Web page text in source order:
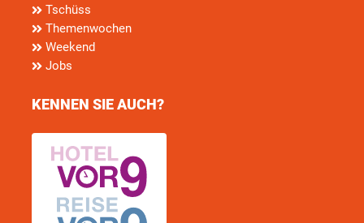
Tschüss
Themenwochen
Weekend
Jobs
KENNEN SIE AUCH?